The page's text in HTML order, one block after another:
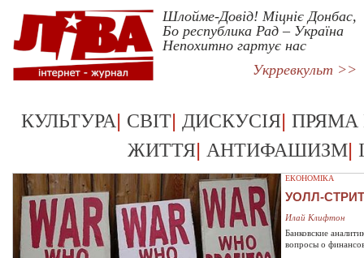
Шлойме-Довід! Міцніє Донбас,
Бо республика Рад – Україна
Непохитно гартує нас
Укрревкульт >>
КУЛЬТУРА| СВІТ| ДИСКУСІЯ| ПРЯМА
ЖИТТЯ| АНТИФАШИЗМ|
ЕКОНОМІКА
УОЛЛ-
Илай Клифтон
Банковские
вопросы о